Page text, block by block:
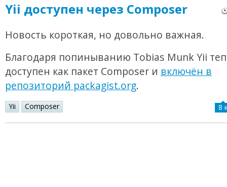
Yii доступен через Composer
Новость короткая, но довольно важная.
Благодаря попиныванию Tobias Munk Yii
доступен как пакет Composer и включён в
репозиторий packagist.org.
Yii Composer 8